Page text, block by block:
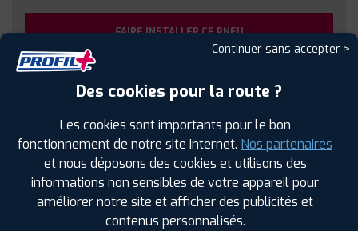
FAIRE INSTALLER CE PNEU
Sous réserve de disponibilité en agence
SPÉCIFICATIONS AVIS CLIENTS ÉTIQUETAGE
Étiquetage
Continuer sans accepter >
Des cookies pour la route ?
Les cookies sont importants pour le bon
fonctionnement de notre site internet. Nos partenaires
et nous déposons des cookies et utilisons des
informations non sensibles de votre appareil pour
améliorer notre site et afficher des publicités et
contenus personnalisés.